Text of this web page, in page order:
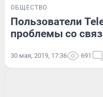
ОБЩЕСТВО
Пользователи
проблемы со
30 мая, 2019, 17:36 691